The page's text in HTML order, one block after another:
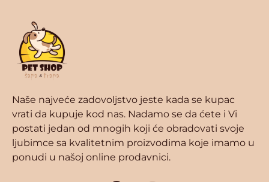
Naše najveće zadovoljstvo jeste kada se kupac
vrati da kupuje kod nas. Nadamo se da ćete i Vi
postati jedan od mnogih koji će obradovati svoje
ljubimce sa kvalitetnim proizvodima koje imamo u
ponudi u našoj online prodavnici.